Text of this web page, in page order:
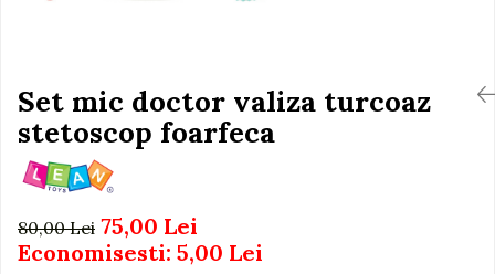
Caluti balansoar
Interactive, educative si
Figurine
Ateliere si unelte
Blocuri de constructie
Perioada Sarcinii
Pompe de san
Sisteme De Purtare
Set mic doctor valiza turcoaz
stetoscop foarfeca
80,00 Lei 75,00 Lei
Economisesti: 5,00 Lei